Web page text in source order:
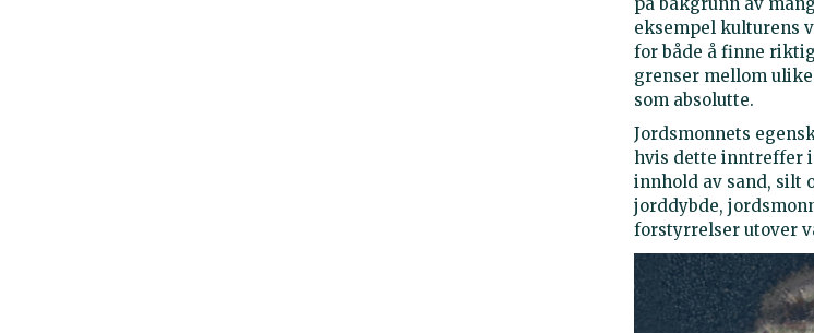
eksempel kulturens
for både å finne
grenser mellom
som absolutte.
Jordsmonnets
hvis dette inntreffer
innhold av sand, silt
jorddybde,
forstyrrelser utover